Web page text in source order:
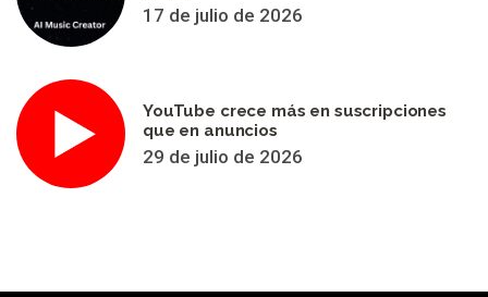
17 de julio de 2026
YouTube crece más en suscripciones
que en anuncios
29 de julio de 2026